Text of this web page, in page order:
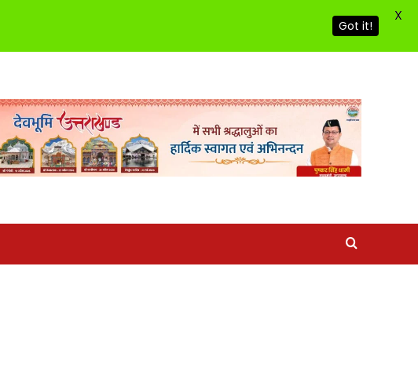
Got it!
X